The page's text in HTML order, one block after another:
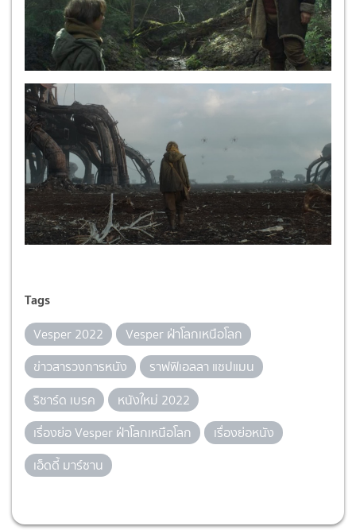
Tags
Vesper 2022
Vesper ฝ่าโลกเหนือโลก
ข่าวสารวงการหนัง
ราฟฟิเอลลา แชปแมน
ริชาร์ด เบรค
หนังใหม่ 2022
เรื่องย่อ Vesper ฝ่าโลกเหนือโลก
เรื่องย่อหนัง
เอ็ดดี้ มาร์ซาน